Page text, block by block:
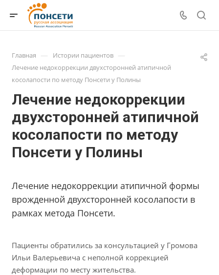
Главная — Истории пациентов —
Лечение недокоррекции двухсторонней атипичной
косолапости по методу Понсети у Полины
Лечение недокоррекции
двухсторонней атипичной
косолапости по методу
Понсети у Полины
Лечение недокоррекции атипичной формы
врожденной двухсторонней косолапости в
рамках метода Понсети.
Пациенты обратились за консультацией у Громова
Ильи Валерьевича с неполной коррекцией
деформации по месту жительства.